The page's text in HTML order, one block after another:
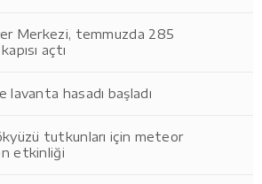
Merkezi, temmuzda 285
açtı
lavanta hasadı başladı
tutkunları için meteor
etkinliği